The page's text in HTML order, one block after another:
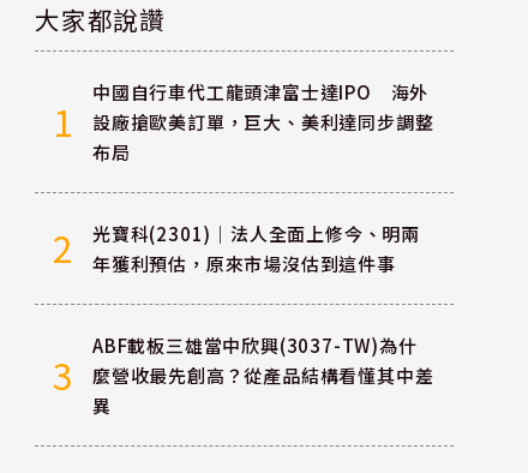
大家都說讚
1
中國自行車代工龍頭津富士達IPO 海外
設廠搶歐美訂單，巨大、美利達同步調整
布局
2
光寶科(2301)｜法人全面上修今、明兩
年獲利預估，原來市場沒估到這件事
3
ABF載板三雄當中欣興(3037-TW)為什
麼營收最先創高？從產品結構看懂其中差
異